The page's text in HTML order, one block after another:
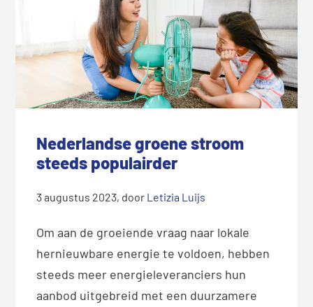
Nederlandse groene stroom
steeds populairder
3 augustus 2023, door Letizia Luijs
Om aan de groeiende vraag naar lokale
hernieuwbare energie te voldoen, hebben
steeds meer energieleveranciers hun
aanbod uitgebreid met een duurzamere